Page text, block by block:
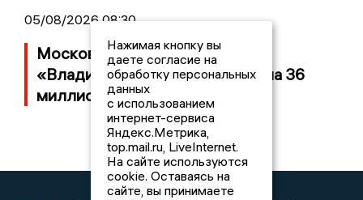
05/08/2026 08:30
Московский ЧОП подал иск к
«Владимирскому стандарту» на 36
миллионов рублей
Нажимая кнопку вы
даете согласие на
обработку персональных
данных
с использованием
интернет-сервиса
Яндекс.Метрика,
top.mail.ru, LiveInternet.
На сайте используются
cookie. Оставаясь на
сайте, вы принимаете